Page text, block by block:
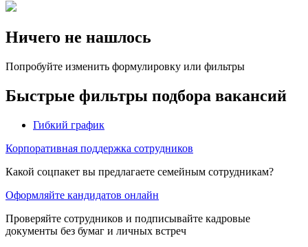
Ничего не нашлось
Попробуйте изменить формулировку или фильтры
Быстрые фильтры подбора вакансий
Гибкий график
Корпоративная поддержка сотрудников
Какой соцпакет вы предлагаете семейным сотрудникам?
Оформляйте кандидатов онлайн
Проверяйте сотрудников и подписывайте кадровые
документы без бумаг и личных встреч